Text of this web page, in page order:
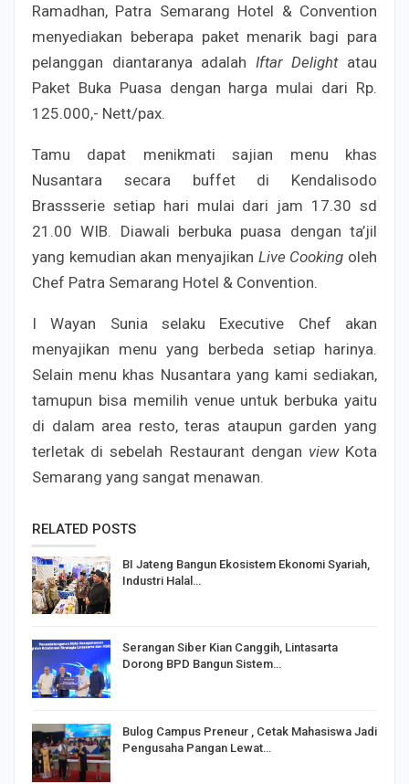
Ramadhan, Patra Semarang Hotel & Convention
menyediakan beberapa paket menarik bagi para
pelanggan diantaranya adalah Iftar Delightatau
Paket Buka Puasa dengan harga mulai dari Rp.
125.000,- Nett/pax.
Tamu dapat menikmati sajian menu khas
Nusantara secara buffet di Kendalisodo
Brassserie setiap hari mulai dari jam 17.30 sd
21.00 WIB. Diawali berbuka puasa dengan ta’jil
yang kemudian akan menyajikan Live Cooking oleh
Chef Patra Semarang Hotel & Convention.
I Wayan Sunia selaku Executive Chef akan
menyajikan menu yang berbeda setiap harinya.
Selain menu khas Nusantara yang kami sediakan,
tamupun bisa memilih venue untuk berbuka yaitu
di dalam area resto, teras ataupun garden yang
terletak di sebelah Restaurant dengan viewKota
Semarang yang sangat menawan.
RELATED POSTS
BI Jateng Bangun Ekosistem Ekonomi Syariah,
Industri Halal…
Serangan Siber Kian Canggih, Lintasarta
Dorong BPD Bangun Sistem…
Bulog Campus Preneur , Cetak Mahasiswa Jadi
Pengusaha Pangan Lewat…